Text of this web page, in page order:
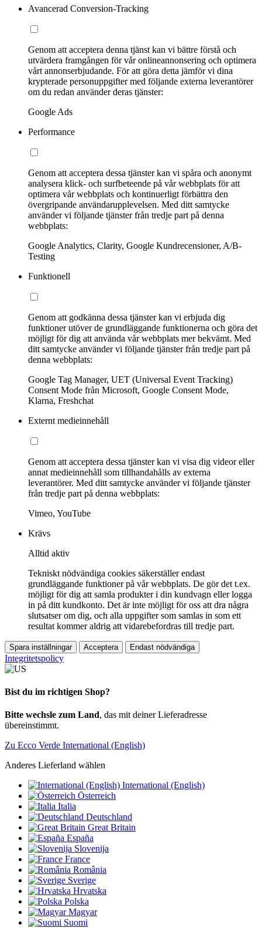
Avancerad Conversion-Tracking
Genom att acceptera denna tjänst kan vi bättre förstå och
utvärdera framgången för vår onlineannonsering och optimera
vårt annonserbjudande. För att göra detta jämför vi dina
krypterade personuppgifter med följande externa leverantörer
om du redan använder deras tjänster:
Google Ads
Performance
Genom att acceptera dessa tjänster kan vi spåra och anonymt
analysera klick- och surfbeteende på vår webbplats för att
optimera vår webbplats och kontinuerligt förbättra den
övergripande användarupplevelsen. Med ditt samtycke
använder vi följande tjänster från tredje part på denna
webbplats:
Google Analytics, Clarity, Google Kundrecensioner, A/B-
Testing
Funktionell
Genom att godkänna dessa tjänster kan vi erbjuda dig
funktioner utöver de grundläggande funktionerna och göra det
möjligt för dig att använda vår webbplats mer bekvämt. Med
ditt samtycke använder vi följande tjänster från tredje part på
denna webbplats:
Google Tag Manager, UET (Universal Event Tracking)
Consent Mode från Microsoft, Google Consent Mode,
Klarna, Freshchat
Externt medieinnehåll
Genom att acceptera dessa tjänster kan vi visa dig videor eller
annat medieinnehåll som tillhandahålls av externa
leverantörer. Med ditt samtycke använder vi följande tjänster
från tredje part på denna webbplats:
Vimeo, YouTube
Krävs
Alltid aktiv
Tekniskt nödvändiga cookies säkerställer endast
grundläggande funktioner på vår webbplats. De gör det t.ex.
möjligt för dig att samla produkter i din kundvagn eller logga
in på ditt kundkonto. Det är inte möjligt för oss att dra några
slutsatser om dig, och alla uppgifter som samlas in som ett
resultat kommer aldrig att vidarebefordras till tredje part.
Spara inställningar Acceptera Endast nödvändiga
Integritetspolicy
Bist du im richtigen Shop?
Bitte wechsle zum Land, das mit deiner Lieferadresse
übereinstimmt.
Zu Ecco Verde International (English)
Anderes Lieferland wählen
International (English)
Österreich
Italia
Deutschland
Great Britain
España
Slovenija
France
România
Sverige
Hrvatska
Polska
Magyar
Suomi